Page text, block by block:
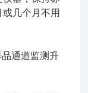
几个月不用
通道监测升